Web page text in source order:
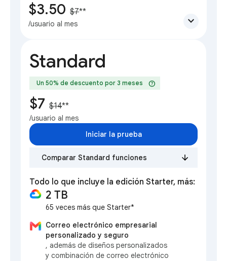
$3.50 $7**
/usuario al mes expand_more
Standard
Un 50% de descuento por 3 meses help
$7 $14**
/usuario al mes
Iniciar la prueba
Comparar Standard funciones
Todo lo que incluye la edición Starter, más:
2 TB
65 veces más que Starter*
Correo electrónico empresarial
personalizado y seguro
, además de diseños personalizados
y combinación de correo electrónico